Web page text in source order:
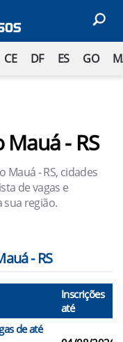
CE DF ES GO
- RS
- RS, cidades
de vagas e
região.
- RS
Inscrições
até
de até